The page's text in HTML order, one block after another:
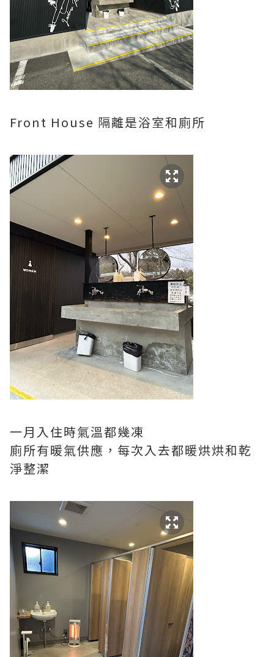
Front House 隔離是浴室和廁所
一月入住時氣溫都幾凍
廁所有暖氣供應，每次入去都暖烘烘和乾
淨整潔